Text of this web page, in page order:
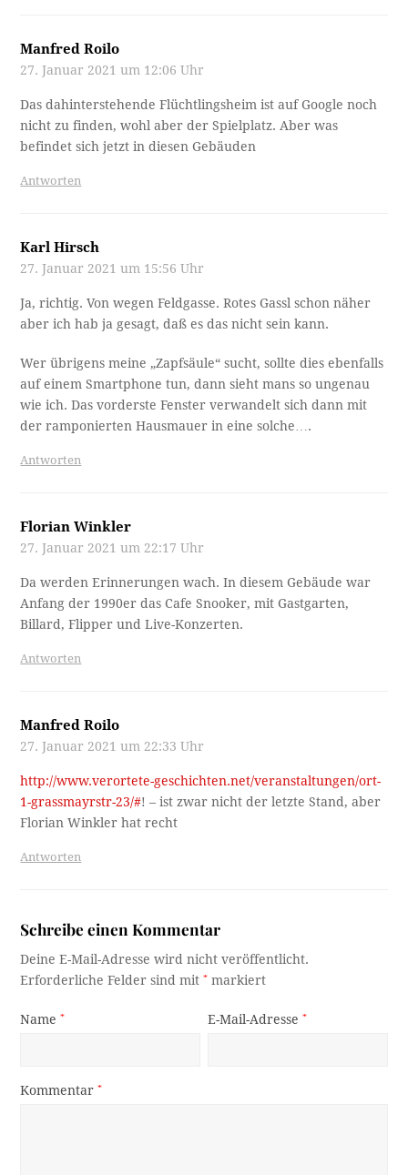
Manfred Roilo
27. Januar 2021 um 12:06 Uhr
Das dahinterstehende Flüchtlingsheim ist auf Google noch
nicht zu finden, wohl aber der Spielplatz. Aber was
befindet sich jetzt in diesen Gebäuden
Antworten
Karl Hirsch
27. Januar 2021 um 15:56 Uhr
Ja, richtig. Von wegen Feldgasse. Rotes Gassl schon näher
aber ich hab ja gesagt, daß es das nicht sein kann.
Wer übrigens meine „Zapfsäule“ sucht, sollte dies ebenfalls
auf einem Smartphone tun, dann sieht mans so ungenau
wie ich. Das vorderste Fenster verwandelt sich dann mit
der ramponierten Hausmauer in eine solche….
Antworten
Florian Winkler
27. Januar 2021 um 22:17 Uhr
Da werden Erinnerungen wach. In diesem Gebäude war
Anfang der 1990er das Cafe Snooker, mit Gastgarten,
Billard, Flipper und Live-Konzerten.
Antworten
Manfred Roilo
27. Januar 2021 um 22:33 Uhr
http://www.verortete-geschichten.net/veranstaltungen/ort-
1-grassmayrstr-23/#! – ist zwar nicht der letzte Stand, aber
Florian Winkler hat recht
Antworten
Schreibe einen Kommentar
Deine E-Mail-Adresse wird nicht veröffentlicht.
Erforderliche Felder sind mit* markiert
Name* E-Mail-Adresse*
Kommentar*